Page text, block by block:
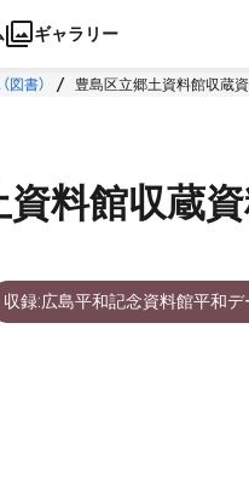
ギャラリー
書） 豊島区立郷土資料館収蔵資
料館収蔵資
収録:広島平和記念資料館平和デ